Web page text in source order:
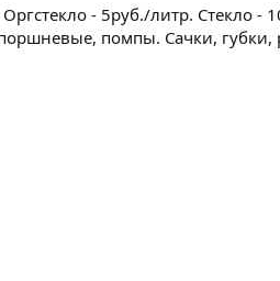
- 5руб./литр. Стекло -
помпы. Сачки, губки,